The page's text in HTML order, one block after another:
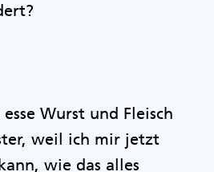
esse Wurst und Fleisch
weil ich mir jetzt
wie das alles